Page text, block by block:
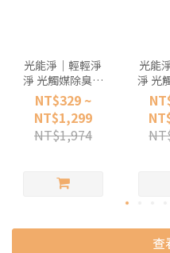
光能淨｜輕輕淨
淨 光觸媒除臭混
合砂2.5kg
NT$329 ~
NT$1,299
NT$1,974
光能
淨 光
腐
查